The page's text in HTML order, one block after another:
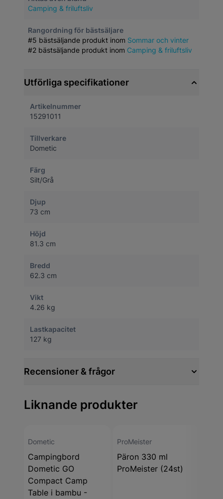
Camping & friluftsliv
Rangordning för bästsäljare
#5 bästsäljande produkt inom Sommar och vinter
#2 bästsäljande produkt inom Camping & friluftsliv
Utförliga specifikationer
Artikelnummer
15291011
Tillverkare
Dometic
Färg
Silt/Grå
Djup
73 cm
Höjd
81.3 cm
Bredd
62.3 cm
Vikt
4.26 kg
Lastkapacitet
127 kg
Recensioner & frågor
Liknande produkter
Dometic
Campingbord
Dometic GO
Compact Camp
Table i bambu -
ProMeister
Päron 330 ml
ProMeister (24st)